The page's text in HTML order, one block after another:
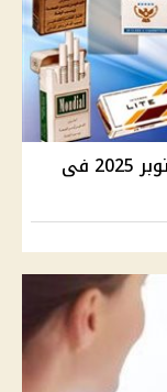
سعر علبة السجائر اليوم الثلاثاء 14 أكتوبر 2025 فى